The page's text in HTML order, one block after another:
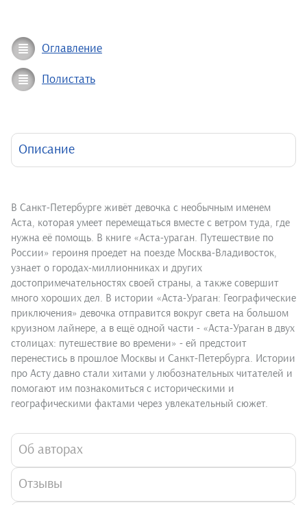
Оглавление
Полистать
Описание
В Санкт-Петербурге живёт девочка с необычным именем
Аста, которая умеет перемещаться вместе с ветром туда, где
нужна её помощь. В книге «Аста-ураган. Путешествие по
России» героиня проедет на поезде Москва-Владивосток,
узнает о городах-миллионниках и других
достопримечательностях своей страны, а также совершит
много хороших дел. В истории «Аста-Ураган: Географические
приключения» девочка отправится вокруг света на большом
круизном лайнере, а в ещё одной части - «Аста-Ураган в двух
столицах: путешествие во времени» - ей предстоит
перенестись в прошлое Москвы и Санкт-Петербурга. Истории
про Асту давно стали хитами у любознательных читателей и
помогают им познакомиться с историческими и
географическими фактами через увлекательный сюжет.
Об авторах
Отзывы